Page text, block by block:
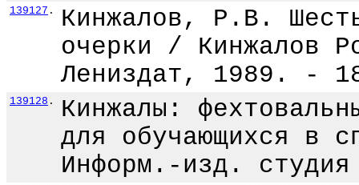
139127 .
Кинжалов, Р.В.
очерки / Кинжалов
Лениздат, 1989. -
139128 .
Кинжалы:
для обучающихся в
Информ.-изд.